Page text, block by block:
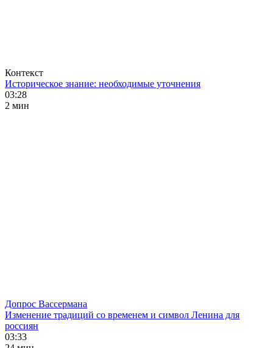
Контекст
Историческое знание: необходимые уточнения
03:28
2 мин
Допрос Вассермана
Изменение традиций со временем и символ Ленина для
россиян
03:33